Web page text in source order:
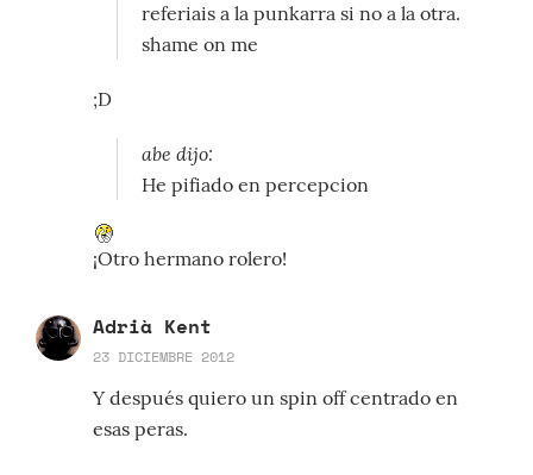
referiais a la punkarra si no a la otra.
shame on me
;D
abe dijo:
He pifiado en percepcion
¡Otro hermano rolero!
Adrià Kent
23 DICIEMBRE 2012
Y después quiero un spin off centrado en
esas peras.